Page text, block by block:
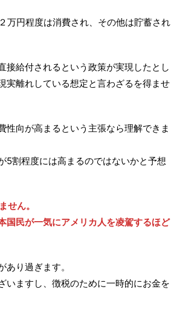
万円程度は消費され、その他は貯蓄され
接給付されるという政策が実現したとし
実離れしている想定と言わざるを得ませ
向が高まるという主張なら理解できま
5割程度には高まるのではないかと予想
せん。
国民が一気にアメリカ人を凌駕するほど
り過ぎます。
いますし、徴税のために一時的にお金を